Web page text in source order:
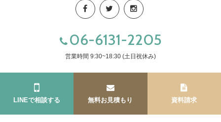
06-6131-2205
営業時間 9:30~18:30 (土日祝休み)
LINEで相談する 無料お見積もり 資料請求